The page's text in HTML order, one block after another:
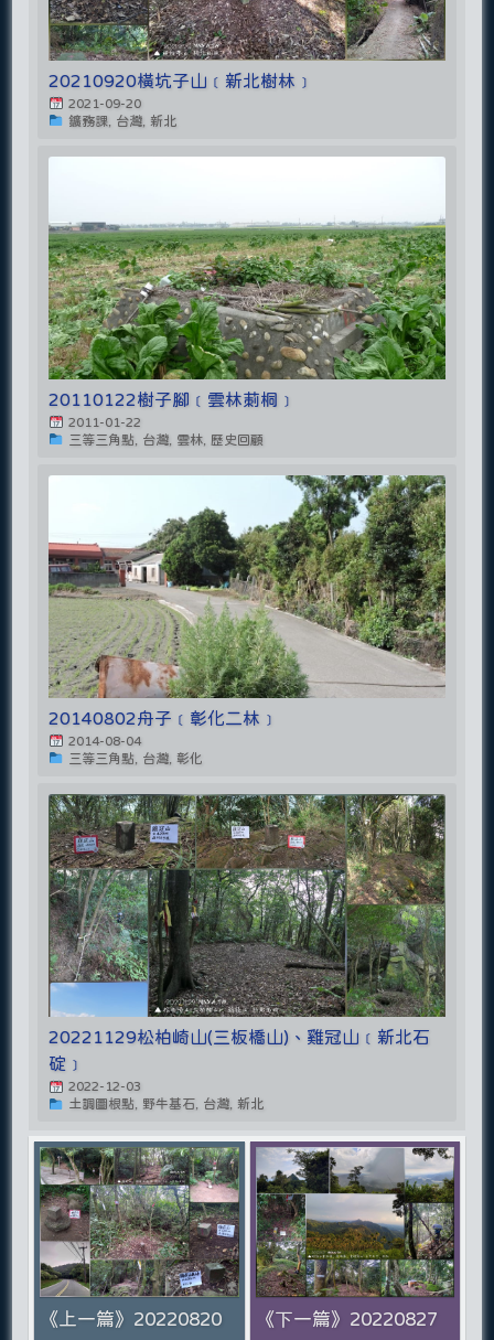
20210920橫坑子山﹝新北樹林﹞
2021-09-20
鑛務課, 台灣, 新北
20110122樹子腳﹝雲林莿桐﹞
2011-01-22
三等三角點, 台灣, 雲林, 歷史回顧
20140802舟子﹝彰化二林﹞
2014-08-04
三等三角點, 台灣, 彰化
20221129松柏崎山(三板橋山)、雞冠山﹝新北石
碇﹞
2022-12-03
土調圖根點, 野牛基石, 台灣, 新北
《上一篇》20220820
《下一篇》20220827